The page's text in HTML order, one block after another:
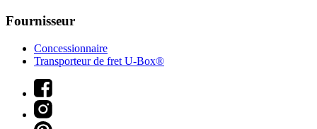
Fournisseur
Concessionnaire
Transporteur de fret U-Box®